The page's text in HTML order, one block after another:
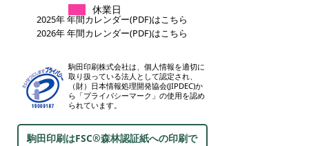
休業日
2025年 年間カレンダー(PDF)はこちら
2026年 年間カレンダー(PDF)はこちら
駒田印刷株式会社は、個人情報を適切に
取り扱っている法人として認定され、
（財）日本情報処理開発協会(JIPDEC)か
ら「プライバシーマーク」の使用を認め
られています。
駒田印刷はFSC®森林認証紙への印刷で